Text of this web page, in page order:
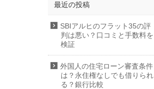
最近の投稿
SBIアルヒのフラット35の評
判は悪い？口コミと手数料を
検証
外国人の住宅ローン審査条件
は？永住権なしでも借りられ
る？銀行比較